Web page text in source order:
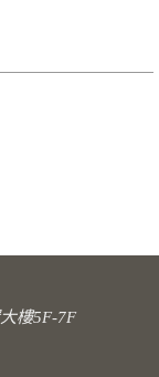
樓5F-7F